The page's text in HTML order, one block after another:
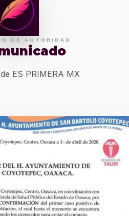
DE AUTORIDAD
ES PRIMERA MX